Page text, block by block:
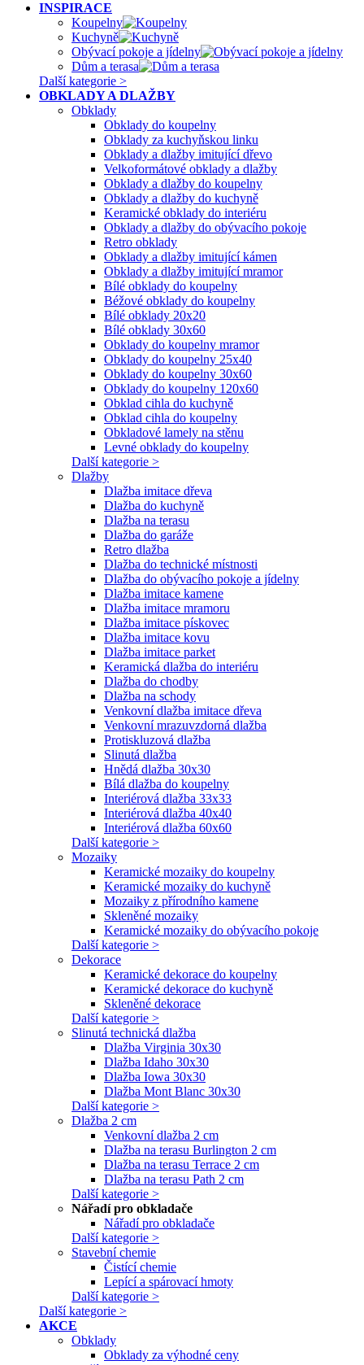
INSPIRACE
Koupelny
Kuchyně
Obývací pokoje a jídelny
Dům a terasa
Další kategorie >
OBKLADY A DLAŽBY
Obklady
Obklady do koupelny
Obklady za kuchyňskou linku
Obklady a dlažby imitující dřevo
Velkoformátové obklady a dlažby
Obklady a dlažby do koupelny
Obklady a dlažby do kuchyně
Keramické obklady do interiéru
Obklady a dlažby do obývacího pokoje
Retro obklady
Obklady a dlažby imitující kámen
Obklady a dlažby imitující mramor
Bílé obklady do koupelny
Béžové obklady do koupelny
Bílé obklady 20x20
Bílé obklady 30x60
Obklady do koupelny mramor
Obklady do koupelny 25x40
Obklady do koupelny 30x60
Obklady do koupelny 120x60
Obklad cihla do kuchyně
Obklad cihla do koupelny
Obkladové lamely na stěnu
Levné obklady do koupelny
Další kategorie >
Dlažby
Dlažba imitace dřeva
Dlažba do kuchyně
Dlažba na terasu
Dlažba do garáže
Retro dlažba
Dlažba do technické místnosti
Dlažba do obývacího pokoje a jídelny
Dlažba imitace kamene
Dlažba imitace mramoru
Dlažba imitace pískovec
Dlažba imitace kovu
Dlažba imitace parket
Keramická dlažba do interiéru
Dlažba do chodby
Dlažba na schody
Venkovní dlažba imitace dřeva
Venkovní mrazuvzdorná dlažba
Protiskluzová dlažba
Slinutá dlažba
Hnědá dlažba 30x30
Bílá dlažba do koupelny
Interiérová dlažba 33x33
Interiérová dlažba 40x40
Interiérová dlažba 60x60
Další kategorie >
Mozaiky
Keramické mozaiky do koupelny
Keramické mozaiky do kuchyně
Mozaiky z přírodního kamene
Skleněné mozaiky
Keramické mozaiky do obývacího pokoje
Další kategorie >
Dekorace
Keramické dekorace do koupelny
Keramické dekorace do kuchyně
Skleněné dekorace
Další kategorie >
Slinutá technická dlažba
Dlažba Virginia 30x30
Dlažba Idaho 30x30
Dlažba Iowa 30x30
Dlažba Mont Blanc 30x30
Další kategorie >
Dlažba 2 cm
Venkovní dlažba 2 cm
Dlažba na terasu Burlington 2 cm
Dlažba na terasu Terrace 2 cm
Dlažba na terasu Path 2 cm
Další kategorie >
Nářadí pro obkladače
Nářadí pro obkladače
Další kategorie >
Stavební chemie
Čistící chemie
Lepící a spárovací hmoty
Další kategorie >
Další kategorie >
AKCE
Obklady
Obklady za výhodné ceny